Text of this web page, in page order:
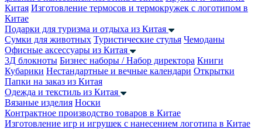
Китая Изготовление термосов и термокружек с логотипом в
Китае
Подарки для туризма и отдыха из Китая
Сумки для животных Туристические стулья Чемоданы
Офисные аксессуары из Китая
3Д блокноты Бизнес наборы / Набор директора Книги
Кубарики Нестандартные и вечные календари Открытки
Папки на заказ из Китая
Одежда и текстиль из Китая
Вязаные изделия Носки
Контрактное производство товаров в Китае
Изготовление игр и игрушек с нанесением логотипа в Китае